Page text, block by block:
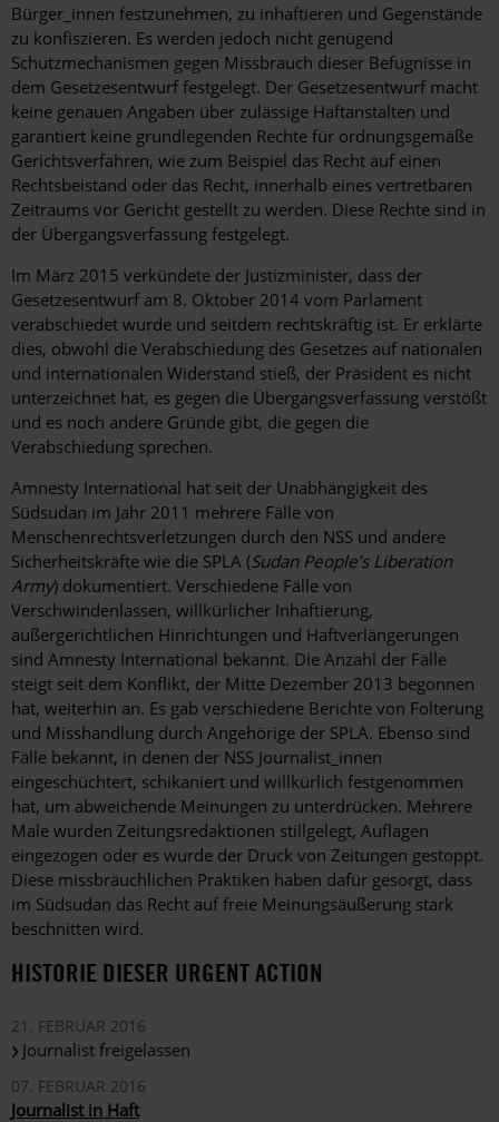
Bürger_innen festzunehmen, zu inhaftieren und Gegenstände
zu konfiszieren. Es werden jedoch nicht genügend
Schutzmechanismen gegen Missbrauch dieser Befugnisse in
dem Gesetzesentwurf festgelegt. Der Gesetzesentwurf macht
keine genauen Angaben über zulässige Haftanstalten und
garantiert keine grundlegenden Rechte für ordnungsgemäße
Gerichtsverfahren, wie zum Beispiel das Recht auf einen
Rechtsbeistand oder das Recht, innerhalb eines vertretbaren
Zeitraums vor Gericht gestellt zu werden. Diese Rechte sind in
der Übergangsverfassung festgelegt.
Im März 2015 verkündete der Justizminister, dass der
Gesetzesentwurf am 8. Oktober 2014 vom Parlament
verabschiedet wurde und seitdem rechtskräftig ist. Er erklärte
dies, obwohl die Verabschiedung des Gesetzes auf nationalen
und internationalen Widerstand stieß, der Präsident es nicht
unterzeichnet hat, es gegen die Übergangsverfassung verstößt
und es noch andere Gründe gibt, die gegen die
Verabschiedung sprechen.
Amnesty International hat seit der Unabhängigkeit des
Südsudan im Jahr 2011 mehrere Fälle von
Menschenrechtsverletzungen durch den NSS und andere
Sicherheitskräfte wie die SPLA (Sudan People’s Liberation
Army) dokumentiert. Verschiedene Fälle von
Verschwindenlassen, willkürlicher Inhaftierung,
außergerichtlichen Hinrichtungen und Haftverlängerungen
sind Amnesty International bekannt. Die Anzahl der Fälle
steigt seit dem Konflikt, der Mitte Dezember 2013 begonnen
hat, weiterhin an. Es gab verschiedene Berichte von Folterung
und Misshandlung durch Angehörige der SPLA. Ebenso sind
Fälle bekannt, in denen der NSS Journalist_innen
eingeschüchtert, schikaniert und willkürlich festgenommen
hat, um abweichende Meinungen zu unterdrücken. Mehrere
Male wurden Zeitungsredaktionen stillgelegt, Auflagen
eingezogen oder es wurde der Druck von Zeitungen gestoppt.
Diese missbräuchlichen Praktiken haben dafür gesorgt, dass
im Südsudan das Recht auf freie Meinungsäußerung stark
beschnitten wird.
HISTORIE DIESER URGENT ACTION
21. FEBRUAR 2016
Journalist freigelassen
07. FEBRUAR 2016
Journalist in Haft